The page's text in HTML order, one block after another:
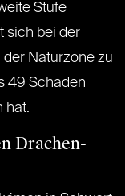
Stufe
sich bei der
Naturzone zu
49 Schaden
hat.
Drachen-